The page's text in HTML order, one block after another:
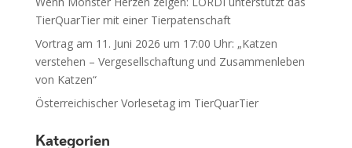
TierQuarTier mit einer Tierpatenschaft
Vortrag am 11. Juni 2026 um 17:00 Uhr: „Katzen
verstehen – Vergesellschaftung und Zusammenleben
von Katzen“
Österreichischer Vorlesetag im TierQuarTier
Kategorien